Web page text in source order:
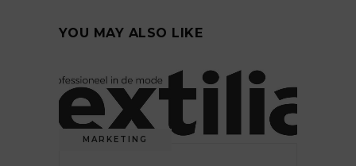
YOU MAY ALSO LIKE
MARKETING